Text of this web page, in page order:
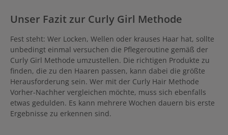
Unser Fazit zur Curly Girl Methode
Fest steht: Wer Locken, Wellen oder krauses Haar hat, sollte
unbedingt einmal versuchen die Pflegeroutine gemäß der
Curly Girl Methode umzustellen. Die richtigen Produkte zu
finden, die zu den Haaren passen, kann dabei die größte
Herausforderung sein. Wer mit der Curly Hair Methode
Vorher-Nachher vergleichen möchte, muss sich ebenfalls
etwas gedulden. Es kann mehrere Wochen dauern bis erste
Ergebnisse zu erkennen sind.